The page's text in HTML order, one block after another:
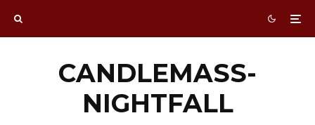
CANDLEMASS-
NIGHTFALL